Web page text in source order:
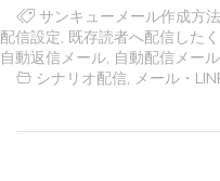
サンキューメール作成方法
配信設定 既存読者へ配信した
自動返信メール 自動配信メール
シナリオ配信
メール・